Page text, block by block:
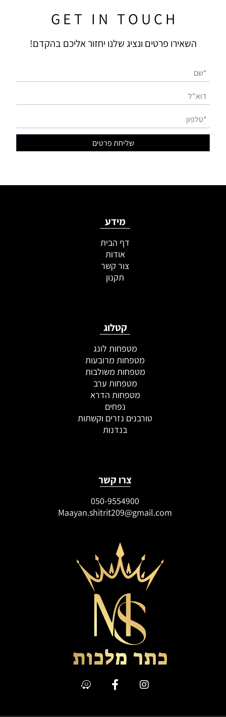
G E T I N T O U C H
השאירו פרטים ונציג שלנו יחזור אליכם בהקדם!
מידע
דף הבית
אודות
צור קשר
תקנון
קטלוג
מטפחות לונג
מטפחות מרובעות
מטפחות משולבות
מטפחות ערב
מטפחות הדרא
נפחים
טורבנים נזרים וקשתות
בנדנות
צרו קשר
050-9554900
Maayan.shitrit209@gmail.com